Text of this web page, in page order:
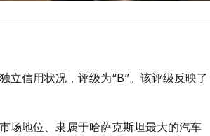
信用状况，评级为“B”。该评级反映了
场地位、隶属于哈萨克斯坦最大的汽车